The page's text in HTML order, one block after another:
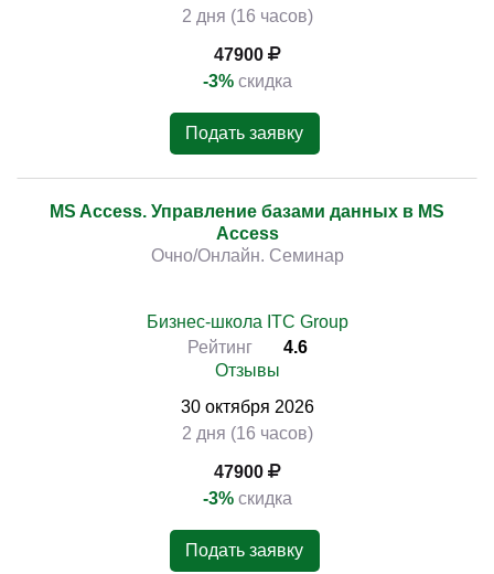
2 дня (16 часов)
47900
-3% скидка
Подать заявку
MS Access. Управление базами данных в MS
Access
Очно/Онлайн. Семинар
Бизнес-школа ITC Group
Рейтинг
4.6
Отзывы
30 октября 2026
2 дня (16 часов)
47900
-3% скидка
Подать заявку